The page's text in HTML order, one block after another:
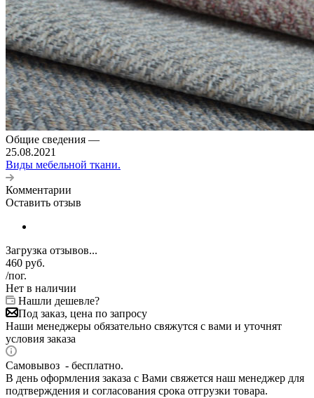
Общие сведения —
25.08.2021
Виды мебельной ткани.
Комментарии
Оставить отзыв
Загрузка отзывов...
460 руб.
/пог.
Нет в наличии
Нашли дешевле?
Под заказ, цена по запросу
Наши менеджеры обязательно свяжутся с вами и уточнят
условия заказа
Самовывоз - бесплатно.
В день оформления заказа с Вами свяжется наш менеджер для
подтверждения и согласования срока отгрузки товара.